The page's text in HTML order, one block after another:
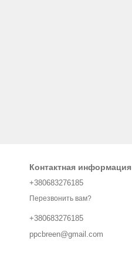
Контактная информация
+380683276185
Перезвонить вам?
+380683276185
ppcbreen@gmail.com